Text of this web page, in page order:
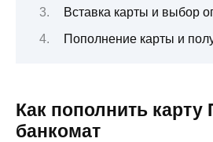
Вставка карты и выбор
Пополнение карты и
Как пополнить карту
банкомат